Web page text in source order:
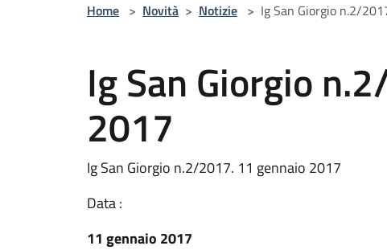
Home > Novità > Notizie > Ig San Giorgio n.2/
Ig San Giorgio
2017
Ig San Giorgio n.2/2017. 11 gennaio 2017
Data :
11 gennaio 2017